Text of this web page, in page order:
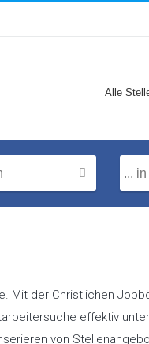
Alle
Mit der Christlichen
effektiv
von